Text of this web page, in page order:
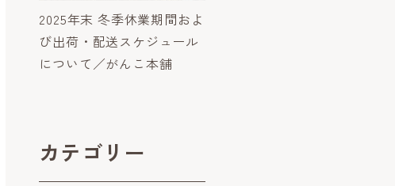
2025年末 冬季休業期間およ
び出荷・配送スケジュール
について／がんこ本舗
カテゴリー